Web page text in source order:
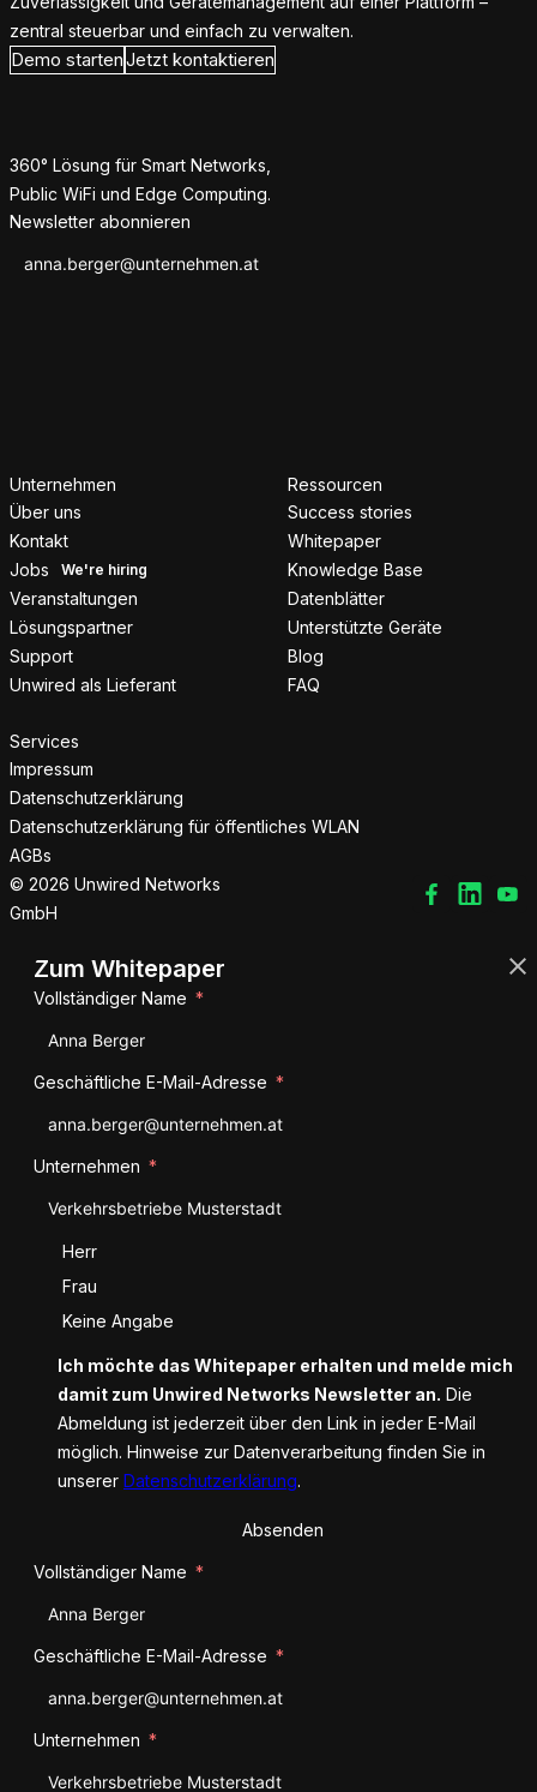
zentral steuerbar und einfach zu verwalten.
Demo startenJetzt kontaktieren
360° Lösung für Smart Networks,
Public WiFi und Edge Computing.
Newsletter abonnieren
Unternehmen
Über uns
Kontakt
Jobs
Veranstaltungen
Lösungspartner
Support
Unwired als Lieferant
Ressourcen
Success stories
Whitepaper
Knowledge Base
Datenblätter
Unterstützte Geräte
Blog
FAQ
Services
Impressum
Datenschutzerklärung
Datenschutzerklärung für öffentliches WLAN
AGBs
© 2026 Unwired Networks
GmbH
Zum Whitepaper
Vollständiger Name
Geschäftliche E-Mail-Adresse
Unternehmen
Anrede
Herr
Frau
Keine Angabe
Ich möchte das Whitepaper erhalten und melde mich
damit zum Unwired Networks Newsletter an. Die
Abmeldung ist jederzeit über den Link in jeder E-Mail
möglich. Hinweise zur Datenverarbeitung finden Sie in
unserer Datenschutzerklärung.
Absenden
Vollständiger Name
Geschäftliche E-Mail-Adresse
Unternehmen